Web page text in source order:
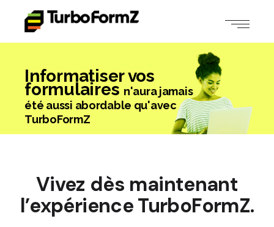
Informatiser vos
formulaires n'aura jamais
été aussi abordable qu'avec
TurboFormZ
Vivez dès maintenant
l’expérience TurboFormZ.